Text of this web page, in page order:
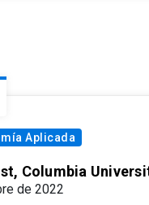
Aplicada
Columbia
de 2022